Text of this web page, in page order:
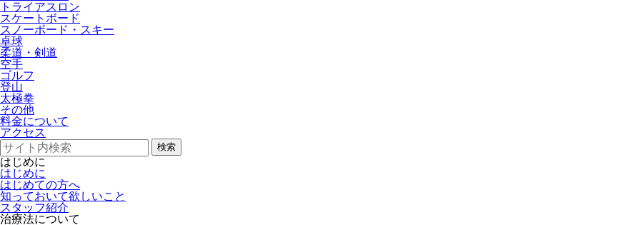
トライアスロン
スケートボード
スノーボード・スキー
卓球
柔道・剣道
空手
ゴルフ
登山
太極拳
その他
料金について
アクセス
検索
はじめに
はじめに
はじめての方へ
知っておいて欲しいこと
スタッフ紹介
治療法について